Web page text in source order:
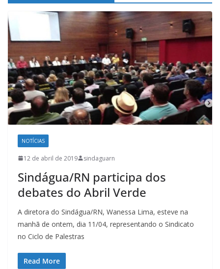
NOTÍCIAS
12 de abril de 2019 sindaguarn
Sindágua/RN participa dos
debates do Abril Verde
A diretora do Sindágua/RN, Wanessa Lima, esteve na
manhã de ontem, dia 11/04, representando o Sindicato
no Ciclo de Palestras
Read More